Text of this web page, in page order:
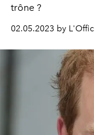
trône ?
02.05.2023 by